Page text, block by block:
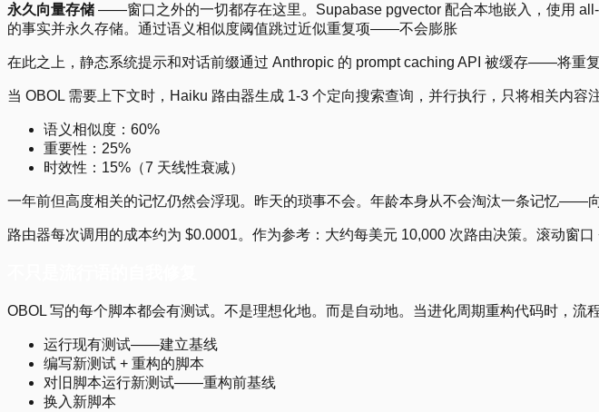
永久向量存储 ——窗口之外的一切都存在这里。Supabase pgvector 配合本地嵌入，使用
的事实并永久存储。通过语义相似度阈值跳过近似重复项——不会膨胀
在此之上，静态系统提示和对话前缀通过 Anthropic 的 prompt caching API 被缓存——将重
当 OBOL 需要上下文时，Haiku 路由器生成 1-3 个定向搜索查询，并行执行，只将相关内
语义相似度：60%
重要性：25%
时效性：15%（7 天线性衰减）
一年前但高度相关的记忆仍然会浮现。昨天的琐事不会。年龄本身从不会淘汰一条记忆——
路由器每次调用的成本约为 $0.0001。作为参考：大约每美元 10,000 次路由决策。滚动窗
OBOL 写的每个脚本都会有测试。不是理想化地。而是自动地。当进化周期重构代码时，流程
运行现有测试——建立基线
编写新测试 + 重构的脚本
对旧脚本运行新测试——重构前基线
换入新脚本